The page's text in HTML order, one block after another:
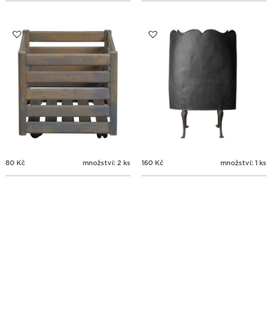
80 Kč množství: 2 ks 160 Kč množství: 1 ks